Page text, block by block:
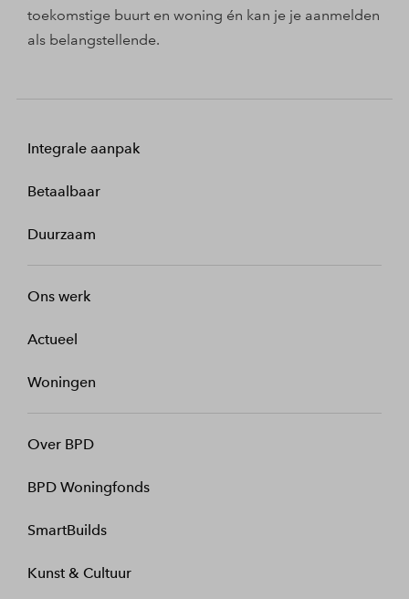
toekomstige buurt en woning én kan je je aanmelden
als belangstellende.
Integrale aanpak
Betaalbaar
Duurzaam
Ons werk
Actueel
Woningen
Over BPD
BPD Woningfonds
SmartBuilds
Kunst & Cultuur